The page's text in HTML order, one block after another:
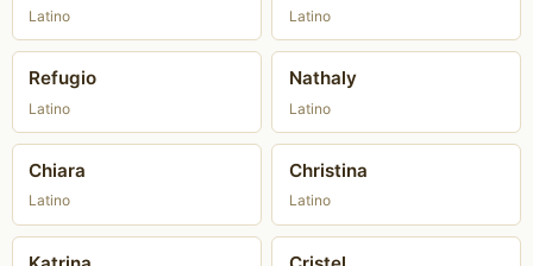
Latino Latino
Refugio
Latino
Nathaly
Latino
Chiara
Latino
Christina
Latino